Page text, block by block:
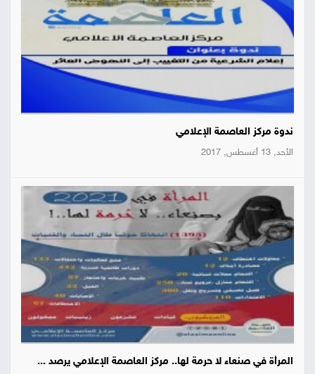
ندوة مركز العاصمة الإعلامي
الأحد, 13 أغسطس, 2017
المرأة في صنعاء لا حرمة لها.. مركز العاصمة الإعلامي يرصد ...